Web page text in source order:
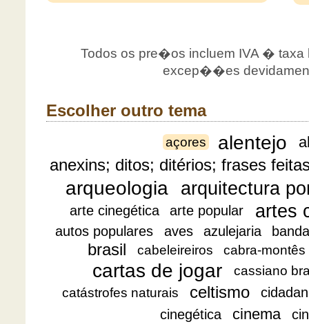
Todos os pre�os incluem IVA � taxa
excep��es
Escolher outro tema
açores alentejo
anexins; ditos; ditérios; frases
arqueologia arquitectura
arte cinegética arte popular artes
autos populares aves azulejaria
brasil cabeleireiros cabra-montês
cartas de jogar
cassiano
catástrofes naturais
celtismo
cinegética
cinema